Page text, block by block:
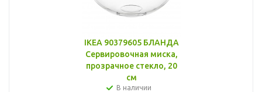
IKEA 90379605 БЛАНДА
Сервировочная миска,
прозрачное стекло, 20
см
В наличии